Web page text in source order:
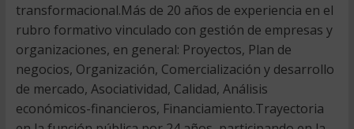
transformacional.Más de 20 años de experiencia en el
rubro formativo vinculado con gestión de empresas y
organizaciones, en general: Proyectos, Plan de
negocios, Organización, Comercialización y desarrollo
de mercado, Asociatividad, Calidad, Análisis
económicos-financieros, Financiamiento.Trayectoria